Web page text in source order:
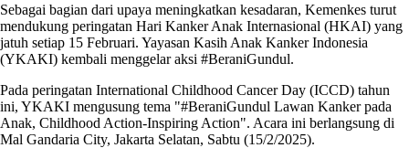
Sebagai bagian dari upaya meningkatkan kesadaran, Kemenkes turut
mendukung peringatan Hari Kanker Anak Internasional (HKAI) yang
jatuh setiap 15 Februari. Yayasan Kasih Anak Kanker Indonesia
(YKAKI) kembali menggelar aksi #BeraniGundul.
Pada peringatan International Childhood Cancer Day (ICCD) tahun
ini, YKAKI mengusung tema "#BeraniGundul Lawan Kanker pada
Anak, Childhood Action-Inspiring Action". Acara ini berlangsung di
Mal Gandaria City, Jakarta Selatan, Sabtu (15/2/2025).